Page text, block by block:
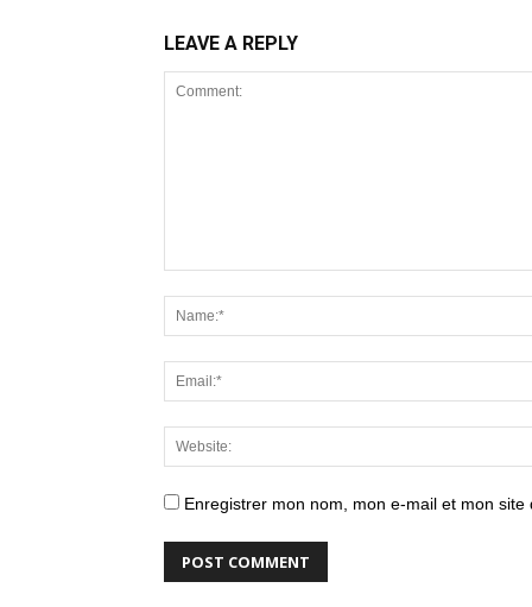
LEAVE A REPLY
Enregistrer mon nom, mon e-mail et mon